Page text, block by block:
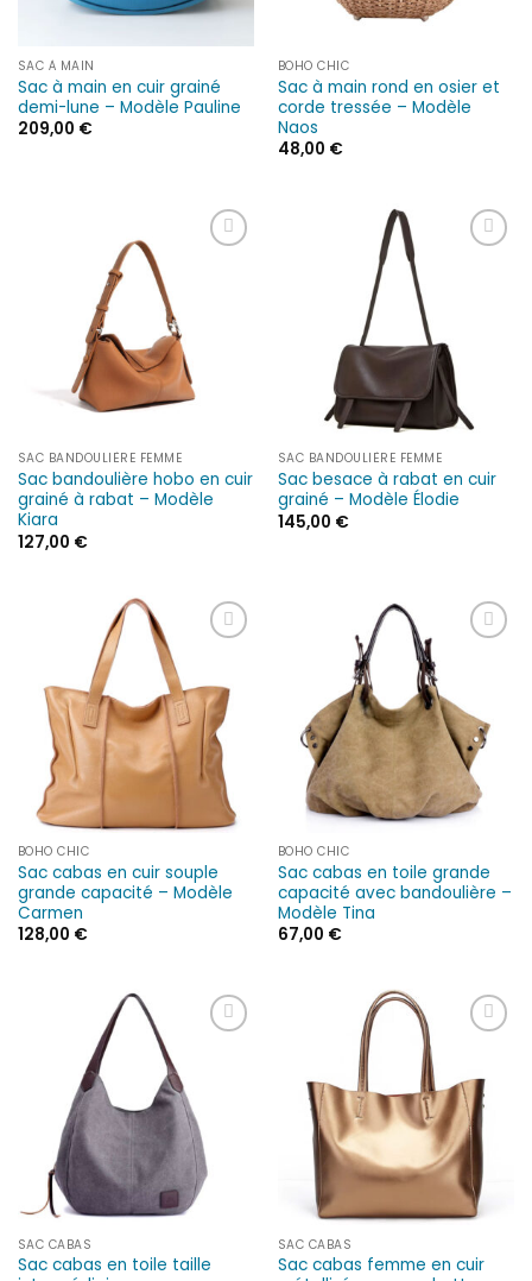
SAC À MAIN
Sac à main en cuir grainé
demi-lune – Modèle Pauline
209,00 €
BOHO CHIC
Sac à main rond en osier et
corde tressée – Modèle
Naos
48,00 €
SAC BANDOULIÈRE FEMME
Sac bandoulière hobo en cuir
grainé à rabat – Modèle
Kiara
127,00 €
SAC BANDOULIÈRE FEMME
Sac besace à rabat en cuir
grainé – Modèle Élodie
145,00 €
d’envies
BOHO CHIC
Sac cabas en cuir souple
grande capacité – Modèle
Carmen
128,00 €
BOHO CHIC
Sac cabas en toile grande
capacité avec bandoulière –
Modèle Tina
67,00 €
SAC CABAS
Sac cabas en toile taille
d’envies
SAC CABAS
Sac cabas femme en cuir